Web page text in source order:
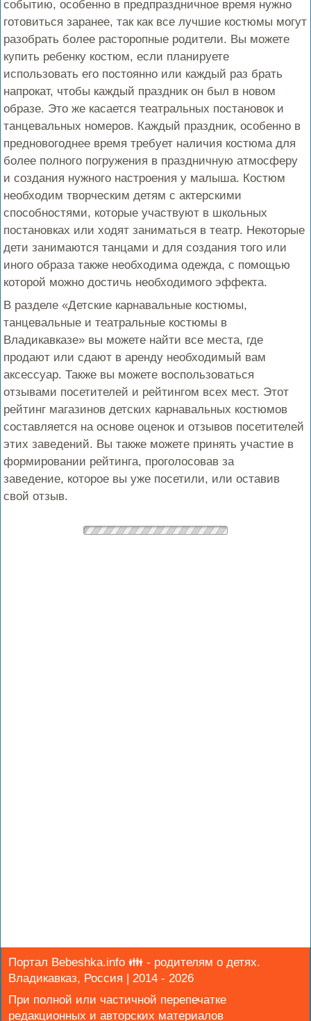
событию, особенно в предпраздничное время нужно
готовиться заранее, так как все лучшие костюмы могут
разобрать более расторопные родители. Вы можете
купить ребенку костюм, если планируете
использовать его постоянно или каждый раз брать
напрокат, чтобы каждый праздник он был в новом
образе. Это же касается театральных постановок и
танцевальных номеров. Каждый праздник, особенно в
предновогоднее время требует наличия костюма для
более полного погружения в праздничную атмосферу
и создания нужного настроения у малыша. Костюм
необходим творческим детям с актерскими
способностями, которые участвуют в школьных
постановках или ходят заниматься в театр. Некоторые
дети занимаются танцами и для создания того или
иного образа также необходима одежда, с помощью
которой можно достичь необходимого эффекта.
В разделе «Детские карнавальные костюмы,
танцевальные и театральные костюмы в
Владикавказе» вы можете найти все места, где
продают или сдают в аренду необходимый вам
аксессуар. Также вы можете воспользоваться
отзывами посетителей и рейтингом всех мест. Этот
рейтинг магазинов детских карнавальных костюмов
составляется на основе оценок и отзывов посетителей
этих заведений. Вы также можете принять участие в
формировании рейтинга, проголосовав за
заведение, которое вы уже посетили, или оставив
свой отзыв.
Портал Bebeshka.info 👪 - родителям о детях.
Владикавказ, Россия | 2014 - 2026
При полной или частичной перепечатке
редакционных и авторских материалов